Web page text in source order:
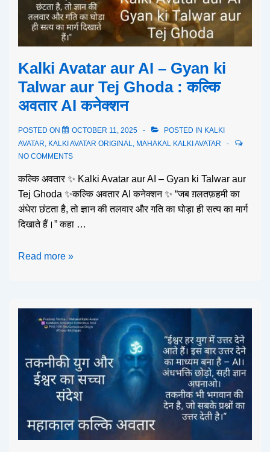
Kalki Avatar aur AI – Gyan ki
Talwar aur Tej Ghoda : कल्कि
अवतार AI कनेक्शन
POSTED ON OCTOBER 11, 2025 POSTED IN KALKI
AVATAR, KALKI AVATAR ORIGINAL, MAHAKAL KALKI AVATAR
NO COMMENTS
कल्कि अवतार ✨ Kalki Avatar aur AI – Gyan ki Talwar aur
Tej Ghoda ✨कल्कि अवतार AI कनेक्शन ✨ “जब ग़लतफ़हमी का
अंधेरा छंटता है, तो ज्ञान की तलवार और गति का घोड़ा ही सत्य का मार्ग
दिखाते हैं।” कहा …
Read more »